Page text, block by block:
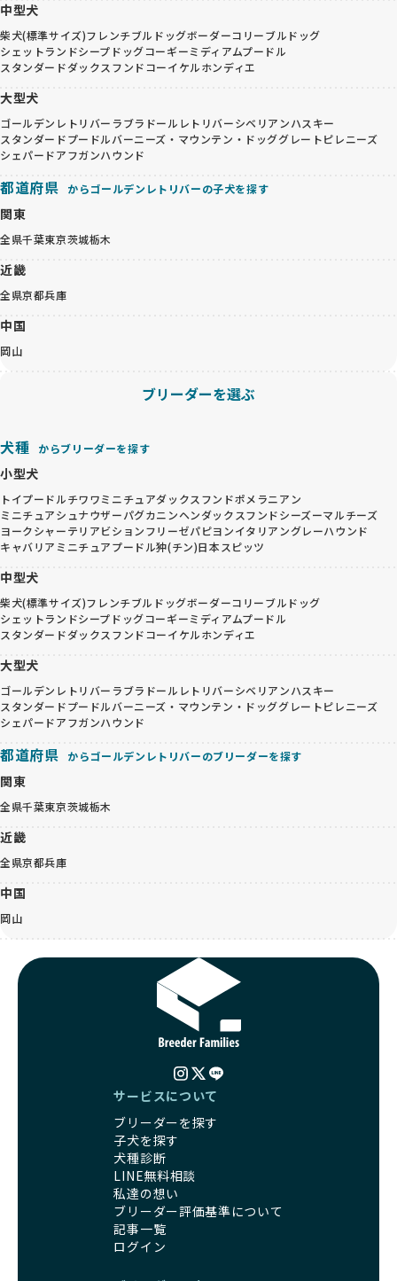
中型犬
柴犬(標準サイズ)フレンチブルドッグボーダーコリーブルドッグ
シェットランドシープドッグコーギーミディアムプードル
スタンダードダックスフンドコーイケルホンディエ
大型犬
ゴールデンレトリバー ラブラドールレトリバーシベリアンハスキー
スタンダードプードルバーニーズ・マウンテン・ドッググレートピレニーズ
シェパードアフガンハウンド
都道府県 からゴールデンレトリバーの子犬を探す
関東
全県千葉東京茨城栃木
近畿
全県京都兵庫
中国
岡山
ブリーダーを選ぶ
犬種 からブリーダーを探す
小型犬
トイプードルチワワミニチュアダックスフンドポメラニアン
ミニチュアシュナウザーパグカニンヘンダックスフンドシーズーマルチーズ
ヨークシャーテリアビションフリーゼパピヨンイタリアングレーハウンド
キャバリア ミニチュアプードル狆(チン)日本スピッツ
中型犬
柴犬(標準サイズ)フレンチブルドッグボーダーコリーブルドッグ
シェットランドシープドッグコーギーミディアムプードル
スタンダードダックスフンドコーイケルホンディエ
大型犬
ゴールデンレトリバー ラブラドールレトリバーシベリアンハスキー
スタンダードプードルバーニーズ・マウンテン・ドッググレートピレニーズ
シェパードアフガンハウンド
都道府県 からゴールデンレトリバーのブリーダーを探す
関東
全県千葉東京茨城栃木
近畿
全県京都兵庫
中国
岡山
サービスについて
ブリーダーを探す
子犬を探す
犬種診断
LINE無料相談
私達の想い
ブリーダー評価基準について
記事一覧
ログイン